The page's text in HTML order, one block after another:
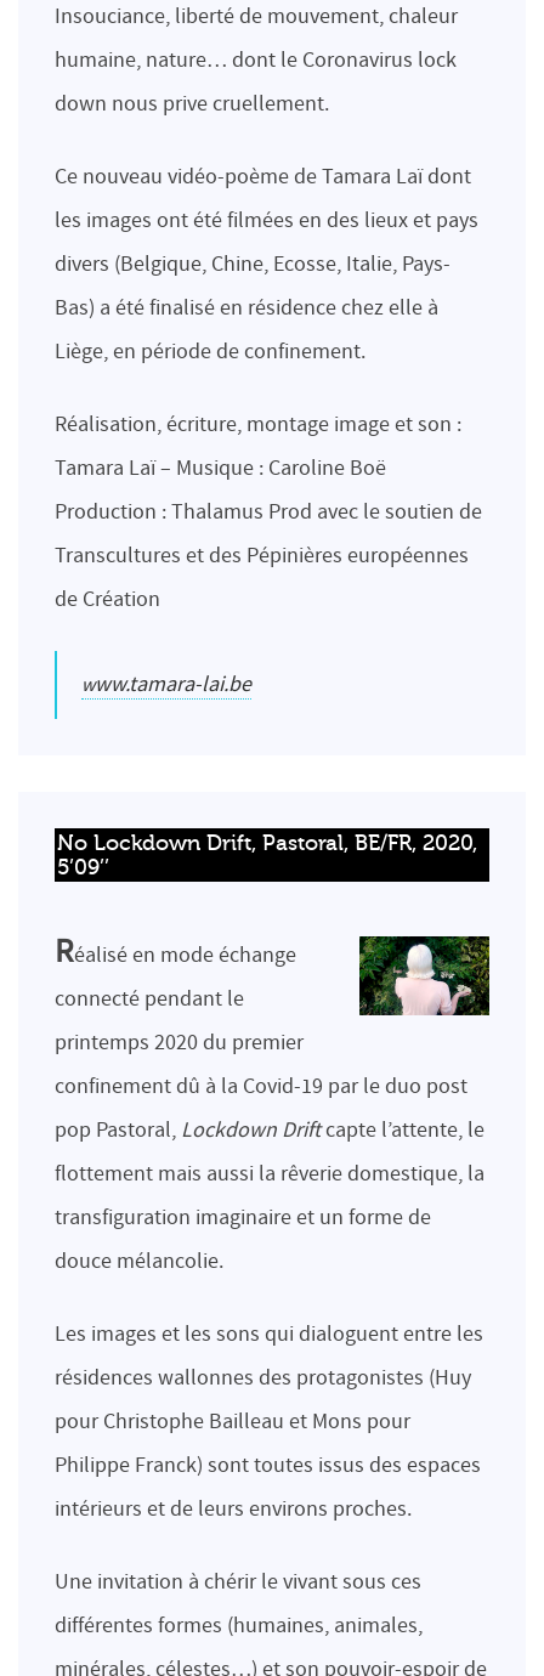
Insouciance, liberté de mouvement, chaleur
humaine, nature… dont le Coronavirus lock
down nous prive cruellement.
Ce nouveau vidéo-poème de Tamara Laï dont
les images ont été filmées en des lieux et pays
divers (Belgique, Chine, Ecosse, Italie, Pays-
Bas) a été finalisé en résidence chez elle à
Liège, en période de confinement.
Réalisation, écriture, montage image et son :
Tamara Laï – Musique : Caroline Boë
Production : Thalamus Prod avec le soutien de
Transcultures et des Pépinières européennes
de Création
www.tamara-lai.be
No Lockdown Drift, Pastoral, BE/FR, 2020,
5’09’’
Réalisé en mode échange
connecté pendant le
printemps 2020 du premier
confinement dû à la Covid-19 par le duo post
pop Pastoral, Lockdown Driftcapte l’attente, le
flottement mais aussi la rêverie domestique, la
transfiguration imaginaire et un forme de
douce mélancolie.
Les images et les sons qui dialoguent entre les
résidences wallonnes des protagonistes (Huy
pour Christophe Bailleau et Mons pour
Philippe Franck) sont toutes issus des espaces
intérieurs et de leurs environs proches.
Une invitation à chérir le vivant sous ces
différentes formes (humaines, animales,
minérales, célestes…) et son pouvoir-espoir de